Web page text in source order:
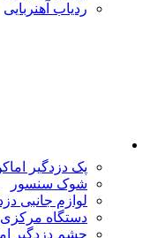
ردیاب آهنربایی
پک دزدگیر
شوک سنسور
لوازم جانبی
دستگاه مرکزی
چشم دزدگیر